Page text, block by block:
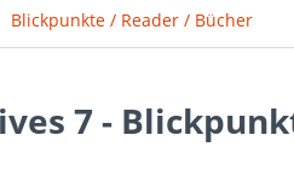
Blickpunkte / Reader / Bücher
7 -